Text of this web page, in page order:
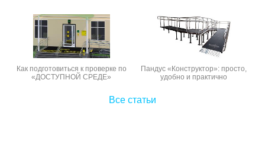
Как подготовиться к проверке по
«ДОСТУПНОЙ СРЕДЕ»
Пандус «Конструктор»: просто,
удобно и практично
Все статьи